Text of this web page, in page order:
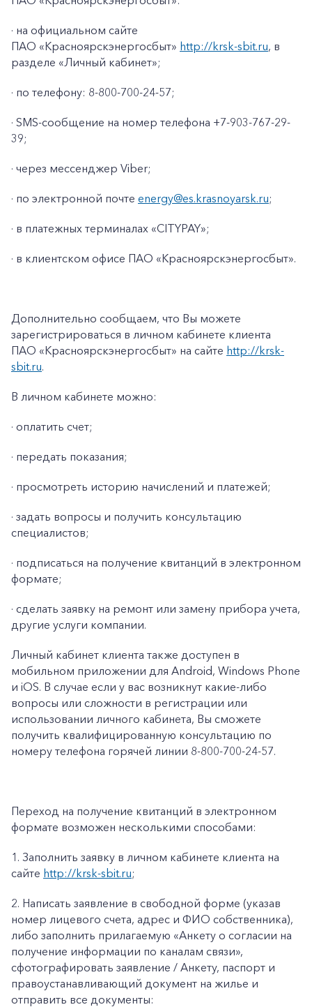
+7-800-700-24-57
Заказать обратный звонок
· на официальном сайте
ПАО «Красноярскэнергосбыт» http://krsk-sbit.ru, в
разделе «Личный кабинет»;
· по телефону: 8-800-700-24-57;
· SMS-сообщение на номер телефона +7-903-767-29-
39;
· через мессенджер Viber;
· по электронной почте energy@es.krasnoyarsk.ru;
· в платежных терминалах «CITYPAY»;
· в клиентском офисе ПАО «Красноярскэнергосбыт».
Дополнительно сообщаем, что Вы можете
зарегистрироваться в личном кабинете клиента
ПАО «Красноярскэнергосбыт» на сайте http://krsk-
sbit.ru.
В личном кабинете можно:
· оплатить счет;
· передать показания;
· просмотреть историю начислений и платежей;
· задать вопросы и получить консультацию
специалистов;
· подписаться на получение квитанций в электронном
формате;
· сделать заявку на ремонт или замену прибора учета,
другие услуги компании.
Личный кабинет клиента также доступен в
мобильном приложении для Android, Windows Phone
и iOS. В случае если у вас возникнут какие-либо
вопросы или сложности в регистрации или
использовании личного кабинета, Вы сможете
получить квалифицированную консультацию по
номеру телефона горячей линии 8-800-700-24-57.
Переход на получение квитанций в электронном
формате возможен несколькими способами:
1. Заполнить заявку в личном кабинете клиента на
сайте http://krsk-sbit.ru;
2. Написать заявление в свободной форме (указав
номер лицевого счета, адрес и ФИО собственника),
либо заполнить прилагаемую «Анкету о согласии на
получение информации по каналам связи»,
сфотографировать заявление / Анкету, паспорт и
правоустанавливающий документ на жилье и
отправить все документы: